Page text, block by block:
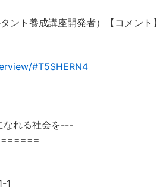
ト養成講座開発者）【コメント】
#T5SHERN4
なれる社会を---
1